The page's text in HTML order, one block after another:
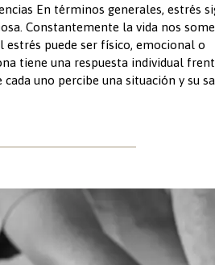
En términos generales, estrés
Constantemente la vida nos
estrés puede ser físico, emocional o
tiene una respuesta individual
uno percibe una situación y su